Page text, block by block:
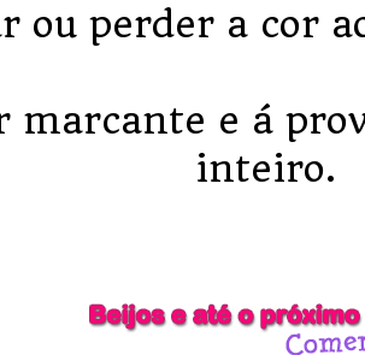
ou perder a cor
marcante e á
inteiro.